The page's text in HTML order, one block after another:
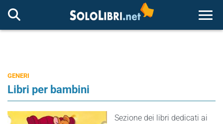
GENERI
Libri per bambini
Sezione dei libri dedicati ai